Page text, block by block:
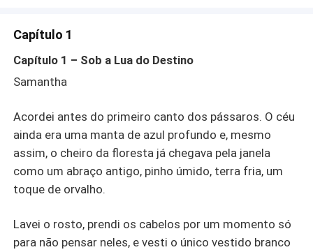
Capítulo 1
Capítulo 1 – Sob a Lua do Destino
Samantha
Acordei antes do primeiro canto dos pássaros. O céu
ainda era uma manta de azul profundo e, mesmo
assim, o cheiro da floresta já chegava pela janela
como um abraço antigo, pinho úmido, terra fria, um
toque de orvalho.
Lavei o rosto, prendi os cabelos por um momento só
para não pensar neles, e vesti o único vestido branco